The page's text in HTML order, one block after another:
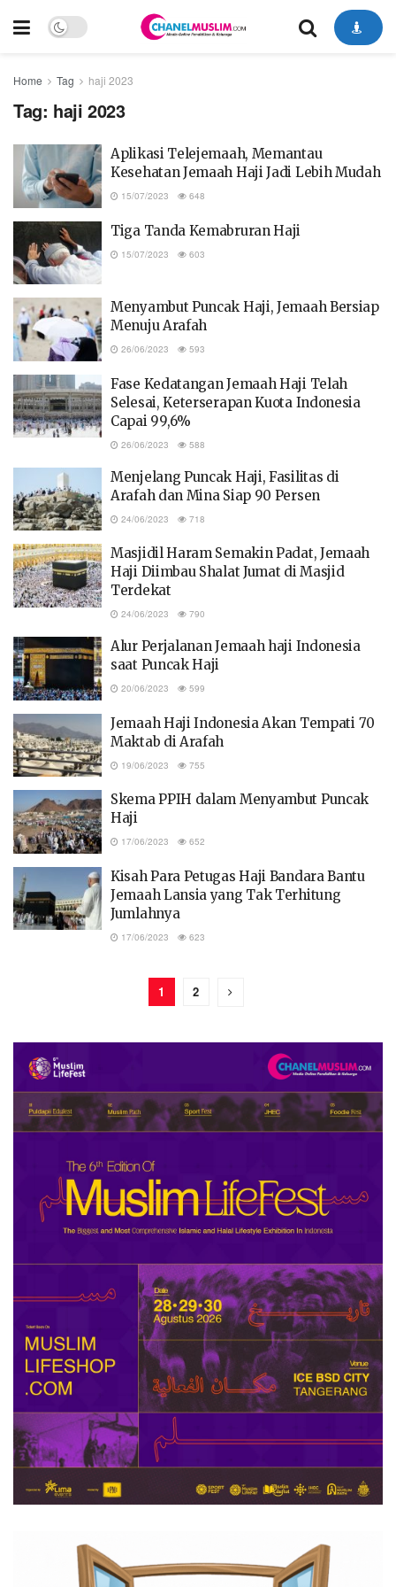
Home Tag haji 2023
Tag: haji 2023
Aplikasi Telejemaah, Memantau
Kesehatan Jemaah Haji Jadi Lebih Mudah
15/07/2023 648
Tiga Tanda Kemabruran Haji
15/07/2023 603
Menyambut Puncak Haji, Jemaah Bersiap
Menuju Arafah
26/06/2023 593
Fase Kedatangan Jemaah Haji Telah
Selesai, Keterserapan Kuota Indonesia
Capai 99,6%
26/06/2023 588
Menjelang Puncak Haji, Fasilitas di
Arafah dan Mina Siap 90 Persen
24/06/2023 718
Masjidil Haram Semakin Padat, Jemaah
Haji Diimbau Shalat Jumat di Masjid
Terdekat
24/06/2023 790
Alur Perjalanan Jemaah haji Indonesia
saat Puncak Haji
20/06/2023 599
Jemaah Haji Indonesia Akan Tempati 70
Maktab di Arafah
19/06/2023 755
Skema PPIH dalam Menyambut Puncak
Haji
17/06/2023 652
Kisah Para Petugas Haji Bandara Bantu
Jemaah Lansia yang Tak Terhitung
Jumlahnya
17/06/2023 623
1 2